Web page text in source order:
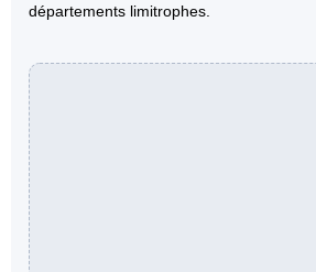
départements limitrophes.